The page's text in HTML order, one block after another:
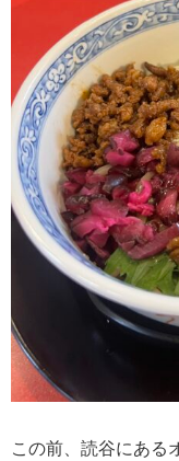
この前、読谷にある